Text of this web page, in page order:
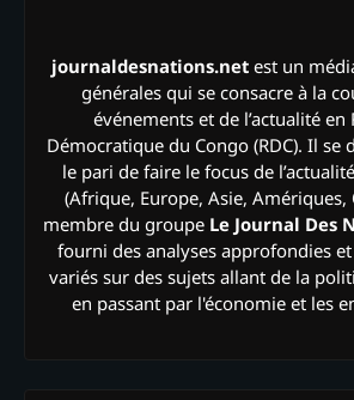
journaldesnations.netest un
générales qui se consacre à la
événements et de l’actualité en
Démocratique du Congo (RDC). Il se
le pari de faire le focus de
(Afrique, Europe, Asie, Amériques,
membre du groupe Le Journal Des
fourni des analyses approfondies
variés sur des sujets allant de la
en passant par l'économie et les